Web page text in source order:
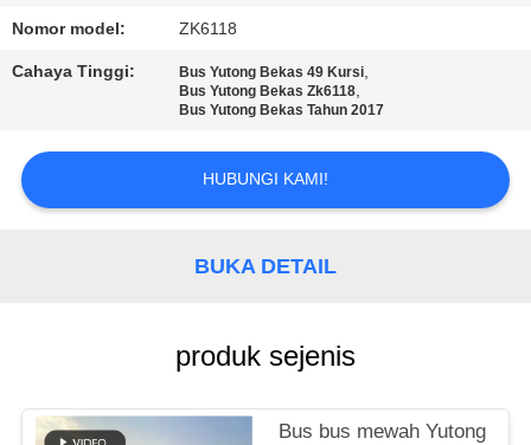
PERMINTAAN
PENAWARAN
KEBIJAKAN
Nomor model: ZK6118
Cahaya Tinggi: Bus Yutong Bekas 49 Kursi,
Bus Yutong Bekas Zk6118,
Bus Yutong Bekas Tahun 2017
HUBUNGI KAMI!
BUKA DETAIL
produk sejenis
Bus bus mewah Yutong